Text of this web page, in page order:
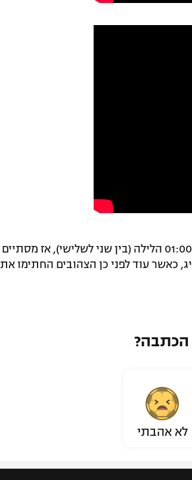
כאמור, מכבי תל אביב פעלה לחיזוק הסגל עד השעה 01:00 הלילה (בין שני לשלישי), אז מסתיים
כאשר עוד לפני כן הצהובים החתימו את
לא אהבתי